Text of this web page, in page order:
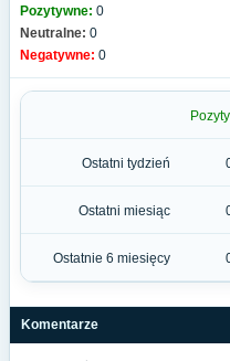
Pozytywne: 0
Neutralne: 0
Negatywne: 0
Ostatni tydzień
Ostatni miesiąc
Ostatnie 6 miesięcy
Komentarze